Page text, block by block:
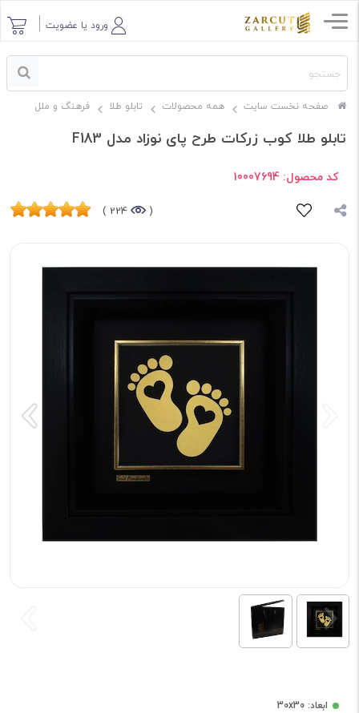
ورود یا عضویت
صفحه نخست سایت همه محصولات تابلو طلا فرهنگ و ملل
تابلو طلا کوب زرکات طرح پای نوزاد مدل F183
کد محصول: 10007694
(
224 )
ابعاد: 30x30